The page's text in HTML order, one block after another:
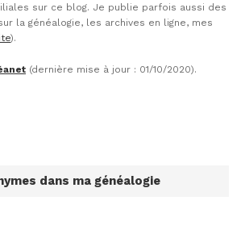
sur ce blog. Je publie parfois aussi des
la généalogie, les archives en ligne, mes
).
(dernière mise à jour : 01/10/2020).
dans ma généalogie